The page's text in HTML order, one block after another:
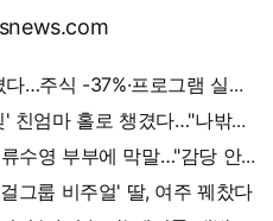
그룹 비주얼' 딸, 여주 꿰찼다